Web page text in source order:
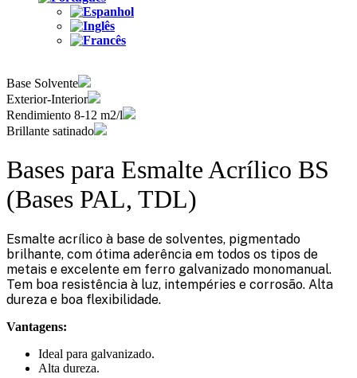
Base Solvente
Exterior-Interior
Rendimiento 8-12 m2/l
Brillante satinado
Bases para Esmalte Acrílico BS
(Bases PAL, TDL)
Esmalte acrílico à base de solventes, pigmentado
brilhante, com ótima aderência em todos os tipos de
metais e excelente em ferro galvanizado monomanual.
Tem boa resistência à luz, intempéries e corrosão. Alta
dureza e boa flexibilidade.
Vantagens:
Ideal para galvanizado.
Alta dureza.